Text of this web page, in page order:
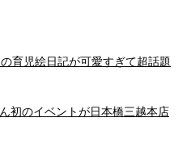
育児絵日記が可愛すぎて超話題
初のイベントが日本橋三越本店